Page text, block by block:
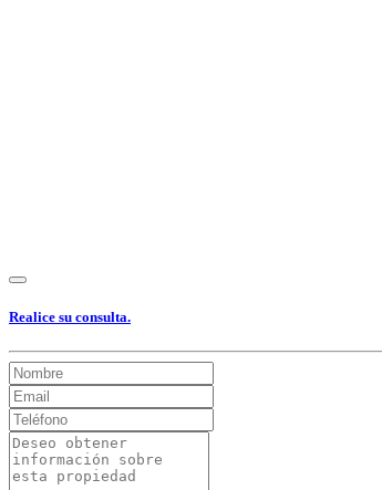
Realice su consulta.